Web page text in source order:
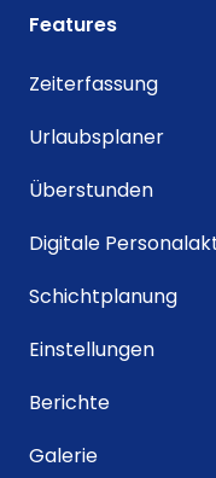
Features
Zeiterfassung
Urlaubsplaner
Überstunden
Digitale
Schichtplanung
Einstellungen
Berichte
Galerie